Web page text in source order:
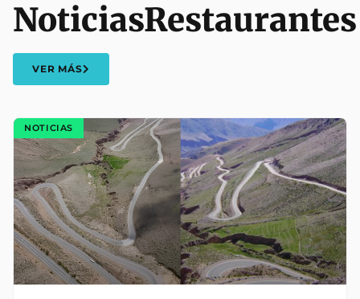
NoticiasRestaurantes
VER MÁS
NOTICIAS